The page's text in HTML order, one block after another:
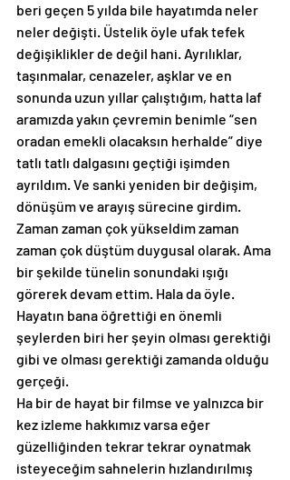
beri geçen 5 yılda bile hayatımda neler
neler değişti. Üstelik öyle ufak tefek
değişiklikler de değil hani. Ayrılıklar,
taşınmalar, cenazeler, aşklar ve en
sonunda uzun yıllar çalıştığım, hatta laf
aramızda yakın çevremin benimle “sen
oradan emekli olacaksın herhalde” diye
tatlı tatlı dalgasını geçtiği işimden
ayrıldım. Ve sanki yeniden bir değişim,
dönüşüm ve arayış sürecine girdim.
Zaman zaman çok yükseldim zaman
zaman çok düştüm duygusal olarak. Ama
bir şekilde tünelin sonundaki ışığı
görerek devam ettim. Hala da öyle.
Hayatın bana öğrettiği en önemli
şeylerden biri her şeyin olması gerektiği
gibi ve olması gerektiği zamanda olduğu
gerçeği.
Ha bir de hayat bir filmse ve yalnızca bir
kez izleme hakkımız varsa eğer
güzelliğinden tekrar tekrar oynatmak
isteyeceğim sahnelerin hızlandırılmış